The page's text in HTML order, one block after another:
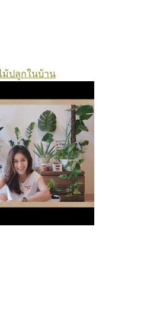
ม้ปลูกในบ้าน